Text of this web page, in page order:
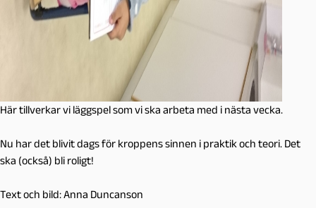
Här tillverkar vi läggspel som vi ska arbeta med i nästa vecka.
Nu har det blivit dags för kroppens sinnen i praktik och teori. Det
ska (också) bli roligt!
Text och bild: Anna Duncanson